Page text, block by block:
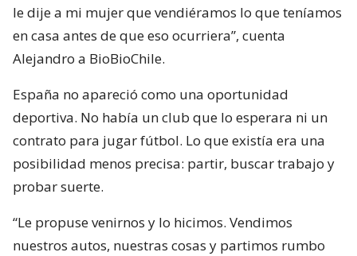
le dije a mi mujer que vendiéramos lo que teníamos
en casa antes de que eso ocurriera”, cuenta
Alejandro a BioBioChile.
España no apareció como una oportunidad
deportiva. No había un club que lo esperara ni un
contrato para jugar fútbol. Lo que existía era una
posibilidad menos precisa: partir, buscar trabajo y
probar suerte.
“Le propuse venirnos y lo hicimos. Vendimos
nuestros autos, nuestras cosas y partimos rumbo